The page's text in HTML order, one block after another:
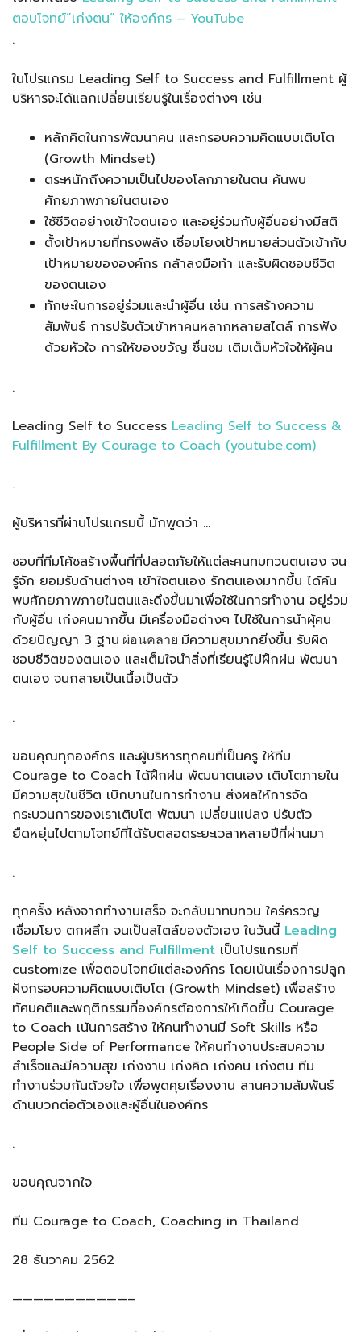
ตอบโจทย์”เก่งตน” ให้องค์กร – YouTube
.
ในโปรแกรม Leading Self to Success and Fulfillment ผู้
บริหารจะได้แลกเปลี่ยนเรียนรู้ในเรื่องต่างๆ เช่น
หลักคิดในการพัฒนาคน และกรอบความคิดแบบเติบโต
(Growth Mindset)
ตระหนักถึงความเป็นไปของโลกภายในตน ค้นพบ
ศักยภาพภายในตนเอง
ใช้ชีวิตอย่างเข้าใจตนเอง และอยู่ร่วมกับผู้อื่นอย่างมีสติ
ตั้งเป้าหมายที่ทรงพลัง เชื่อมโยงเป้าหมายส่วนตัวเข้ากับ
เป้าหมายขององค์กร กล้าลงมือทำ และรับผิดชอบชีวิต
ของตนเอง
ทักษะในการอยู่ร่วมและนำผู้อื่น เช่น การสร้างความ
สัมพันธ์ การปรับตัวเข้าหาคนหลากหลายสไตล์ การฟัง
ด้วยหัวใจ การให้ของขวัญ ชื่นชม เติมเต็มหัวใจให้ผู้คน
.
Leading Self to Success Leading Self to Success &
Fulfillment By Courage to Coach (youtube.com)
.
ผู้บริหารที่ผ่านโปรแกรมนี้ มักพูดว่า …
ชอบที่ทีมโค้ชสร้างพื้นที่ที่ปลอดภัยให้แต่ละคนทบทวนตนเอง จน
รู้จัก ยอมรับด้านต่างๆ เข้าใจตนเอง รักตนเองมากขึ้น ได้ค้น
พบศักยภาพภายในตนและดึงขึ้นมาเพื่อใช้ในการทำงาน อยู่ร่วม
กับผู้อื่น เก่งคนมากขึ้น มีเครื่องมือต่างๆ ไปใช้ในการนำผุ้คน
ด้วยปัญญา 3 ฐาน ผ่อนคลาย มีความสุขมากยิ่งขึ้น รับผิด
ชอบชีวิตของตนเอง และเต็มใจนำสิ่งที่เรียนรู้ไปฝึกฝน พัฒนา
ตนเอง จนกลายเป็นเนื้อเป็นตัว
.
ขอบคุณทุกองค์กร และผู้บริหารทุกคนที่เป็นครู ให้ทีม
Courage to Coach ได้ฝึกฝน พัฒนาตนเอง เติบโตภายใน
มีความสุขในชีวิต เบิกบานในการทำงาน ส่งผลให้การจัด
กระบวนการของเราเติบโต พัฒนา เปลี่ยนแปลง ปรับตัว
ยืดหยุ่นไปตามโจทย์ที่ได้รับตลอดระยะเวลาหลายปีที่ผ่านมา
.
ทุกครั้ง หลังจากทำงานเสร็จ จะกลับมาทบทวน ใคร่ครวญ
เชื่อมโยง ตกผลึก จนเป็นสไตล์ของตัวเอง ในวันนี้ Leading
Self to Success and Fulfillment เป็นโปรแกรมที่
customize เพื่อตอบโจทย์แต่ละองค์กร โดยเน้นเรื่องการปลูก
ฝังกรอบความคิดแบบเติบโต (Growth Mindset) เพื่อสร้าง
ทัศนคติและพฤติกรรมที่องค์กรต้องการให้เกิดขึ้น Courage
to Coach เน้นการสร้าง ให้คนทำงานมี Soft Skills หรือ
People Side of Performance ให้คนทำงานประสบความ
สำเร็จและมีความสุข เก่งงาน เก่งคิด เก่งคน เก่งตน ทีม
ทำงานร่วมกันด้วยใจ เพื่อพูดคุยเรื่องงาน สานความสัมพันธ์
ด้านบวกต่อตัวเองและผู้อื่นในองค์กร
.
ขอบคุณจากใจ
ทีม Courage to Coach, Coaching in Thailand
28 ธันวาคม 2562
———————————–